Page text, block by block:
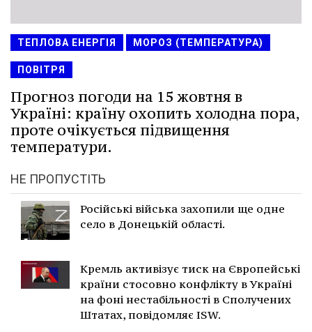
ТЕПЛОВА ЕНЕРГІЯ МОРОЗ (ТЕМПЕРАТУРА)
ПОВІТРЯ
Прогноз погоди на 15 жовтня в
Україні: країну охопить холодна пора,
проте очікується підвищення
температури.
НЕ ПРОПУСТІТЬ
Російські війська захопили ще одне
село в Донецькій області.
Кремль активізує тиск на Європейські
країни стосовно конфлікту в Україні
на фоні нестабільності в Сполучених
Штатах, повідомляє ISW.